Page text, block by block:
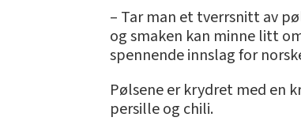
– Tar man et tverrsnitt av
og smaken kan minne litt
spennende innslag for
Pølsene er krydret med en
persille og chili.